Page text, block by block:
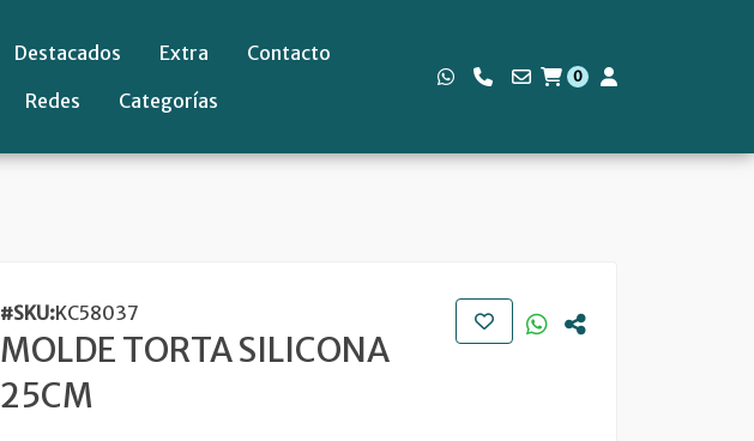
Destacados Extra
Contacto
Redes Categorías
0
#SKU:KC58037
MOLDE TORTA SILICONA
25CM